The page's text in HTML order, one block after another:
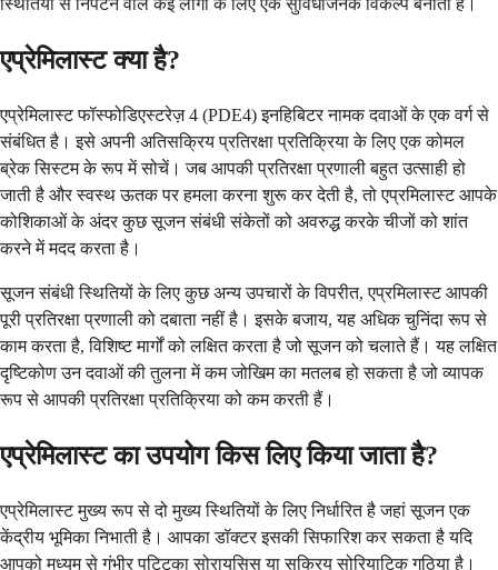
स्थितियों से निपटने वाले कई लोगों के लिए एक सुविधाजनक विकल्प बनाता है।
एप्रेमिलास्ट क्या है?
एप्रेमिलास्ट फॉस्फोडिएस्टरेज़ 4 (PDE4) इनहिबिटर नामक दवाओं के एक वर्ग से
संबंधित है। इसे अपनी अतिसक्रिय प्रतिरक्षा प्रतिक्रिया के लिए एक कोमल
ब्रेक सिस्टम के रूप में सोचें। जब आपकी प्रतिरक्षा प्रणाली बहुत उत्साही हो
जाती है और स्वस्थ ऊतक पर हमला करना शुरू कर देती है, तो एप्रमिलास्ट आपके
कोशिकाओं के अंदर कुछ सूजन संबंधी संकेतों को अवरुद्ध करके चीजों को शांत
करने में मदद करता है।
सूजन संबंधी स्थितियों के लिए कुछ अन्य उपचारों के विपरीत, एप्रमिलास्ट आपकी
पूरी प्रतिरक्षा प्रणाली को दबाता नहीं है। इसके बजाय, यह अधिक चुनिंदा रूप से
काम करता है, विशिष्ट मार्गों को लक्षित करता है जो सूजन को चलाते हैं। यह लक्षित
दृष्टिकोण उन दवाओं की तुलना में कम जोखिम का मतलब हो सकता है जो व्यापक
रूप से आपकी प्रतिरक्षा प्रतिक्रिया को कम करती हैं।
एप्रेमिलास्ट का उपयोग किस लिए किया जाता है?
एप्रेमिलास्ट मुख्य रूप से दो मुख्य स्थितियों के लिए निर्धारित है जहां सूजन एक
केंद्रीय भूमिका निभाती है। आपका डॉक्टर इसकी सिफारिश कर सकता है यदि
आपको मध्यम से गंभीर पट्टिका सोरायसिस या सक्रिय सोरियाटिक गठिया है।